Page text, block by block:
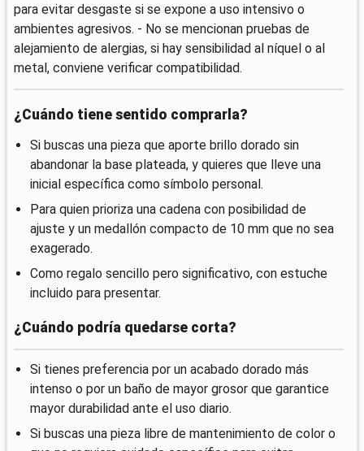
para evitar desgaste si se expone a uso intensivo o
ambientes agresivos. - No se mencionan pruebas de
alejamiento de alergias, si hay sensibilidad al níquel o al
metal, conviene verificar compatibilidad.
¿Cuándo tiene sentido comprarla?
Si buscas una pieza que aporte brillo dorado sin
abandonar la base plateada, y quieres que lleve una
inicial específica como símbolo personal.
Para quien prioriza una cadena con posibilidad de
ajuste y un medallón compacto de 10 mm que no sea
exagerado.
Como regalo sencillo pero significativo, con estuche
incluido para presentar.
¿Cuándo podría quedarse corta?
Si tienes preferencia por un acabado dorado más
intenso o por un baño de mayor grosor que garantice
mayor durabilidad ante el uso diario.
Si buscas una pieza libre de mantenimiento de color o